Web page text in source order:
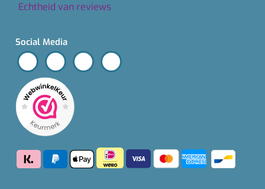
Echtheid van reviews
Social Media